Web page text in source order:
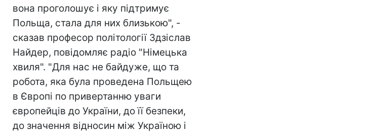
вона проголошує і яку підтримує
Польща, стала для них близькою", -
сказав професор політології Здзіслав
Найдер, повідомляє радіо "Німецька
хвиля". "Для нас не байдуже, що та
робота, яка була проведена Польщею
в Європі по привертанню уваги
європейців до України, до її безпеки,
до значення відносин між Україною і